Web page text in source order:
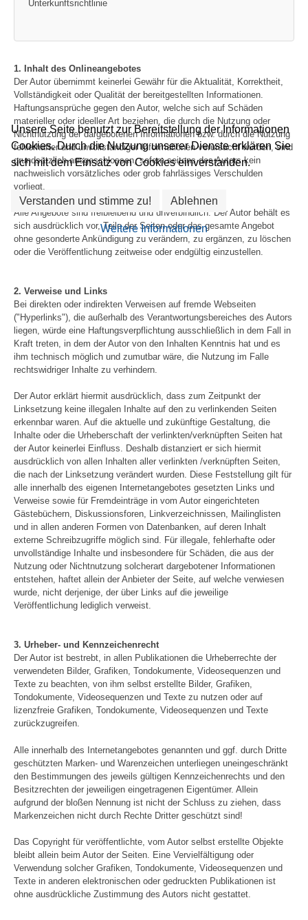
Unterkunftsrichtlinie
1. Inhalt des Onlineangebotes
Der Autor übernimmt keinerlei Gewähr für die Aktualität, Korrektheit,
Vollständigkeit oder Qualität der bereitgestellten Informationen.
Haftungsansprüche gegen den Autor, welche sich auf Schäden
materieller oder ideeller Art beziehen, die durch die Nutzung oder
Nichtnutzung der dargebotenen Informationen bzw. durch die Nutzung
fehlerhafter und unvollständiger Informationen verursacht wurden, sind
grundsätzlich ausgeschlossen, sofern seitens des Autors kein
nachweislich vorsätzliches oder grob fahrlässiges Verschulden
vorliegt.
Alle Angebote sind freibleibend und unverbindlich. Der Autor behält es
sich ausdrücklich vor, Teile der Seiten oder das gesamte Angebot
ohne gesonderte Ankündigung zu verändern, zu ergänzen, zu löschen
oder die Veröffentlichung zeitweise oder endgültig einzustellen.
2. Verweise und Links
Bei direkten oder indirekten Verweisen auf fremde Webseiten
("Hyperlinks"), die außerhalb des Verantwortungsbereiches des Autors
liegen, würde eine Haftungsverpflichtung ausschließlich in dem Fall in
Kraft treten, in dem der Autor von den Inhalten Kenntnis hat und es
ihm technisch möglich und zumutbar wäre, die Nutzung im Falle
rechtswidriger Inhalte zu verhindern.
Der Autor erklärt hiermit ausdrücklich, dass zum Zeitpunkt der
Linksetzung keine illegalen Inhalte auf den zu verlinkenden Seiten
erkennbar waren. Auf die aktuelle und zukünftige Gestaltung, die
Inhalte oder die Urheberschaft der verlinkten/verknüpften Seiten hat
der Autor keinerlei Einfluss. Deshalb distanziert er sich hiermit
ausdrücklich von allen Inhalten aller verlinkten /verknüpften Seiten,
die nach der Linksetzung verändert wurden. Diese Feststellung gilt für
alle innerhalb des eigenen Internetangebotes gesetzten Links und
Verweise sowie für Fremdeinträge in vom Autor eingerichteten
Gästebüchern, Diskussionsforen, Linkverzeichnissen, Mailinglisten
und in allen anderen Formen von Datenbanken, auf deren Inhalt
externe Schreibzugriffe möglich sind. Für illegale, fehlerhafte oder
unvollständige Inhalte und insbesondere für Schäden, die aus der
Nutzung oder Nichtnutzung solcherart dargebotener Informationen
entstehen, haftet allein der Anbieter der Seite, auf welche verwiesen
wurde, nicht derjenige, der über Links auf die jeweilige
Veröffentlichung lediglich verweist.
3. Urheber- und Kennzeichenrecht
Der Autor ist bestrebt, in allen Publikationen die Urheberrechte der
verwendeten Bilder, Grafiken, Tondokumente, Videosequenzen und
Texte zu beachten, von ihm selbst erstellte Bilder, Grafiken,
Tondokumente, Videosequenzen und Texte zu nutzen oder auf
lizenzfreie Grafiken, Tondokumente, Videosequenzen und Texte
zurückzugreifen.
Alle innerhalb des Internetangebotes genannten und ggf. durch Dritte
geschützten Marken- und Warenzeichen unterliegen uneingeschränkt
den Bestimmungen des jeweils gültigen Kennzeichenrechts und den
Besitzrechten der jeweiligen eingetragenen Eigentümer. Allein
aufgrund der bloßen Nennung ist nicht der Schluss zu ziehen, dass
Markenzeichen nicht durch Rechte Dritter geschützt sind!
Das Copyright für veröffentlichte, vom Autor selbst erstellte Objekte
bleibt allein beim Autor der Seiten. Eine Vervielfältigung oder
Verwendung solcher Grafiken, Tondokumente, Videosequenzen und
Texte in anderen elektronischen oder gedruckten Publikationen ist
ohne ausdrückliche Zustimmung des Autors nicht gestattet.
Unsere Seite benutzt zur Bereitstellung der Informationen
Cookies. Durch die Nutzung unserer Dienste erklären Sie
sich mit dem Einsatz von Cookies einverstanden.
Verstanden und stimme zu! Ablehnen
Weitere Informationen